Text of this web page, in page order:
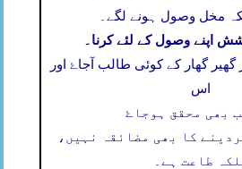
مخل وصول ہونے لگے۔
اپنے وصول کے لئے کرنا۔
گھیر گھار کے کوئی طالب آجاۓ اور
اس
بھی محقق ہوجاۓ
کا بھی مضائقہ نہیں،
طاعت ہے۔